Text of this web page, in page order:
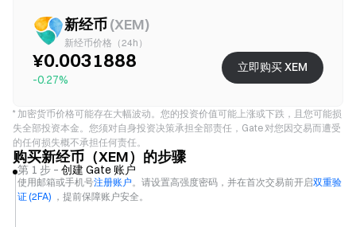
费 + 价差），按需完成 KYC，并开启 2FA 保护账户。可用性、限
额、费用和到账时间因地区和服务商而异。
新经币(XEM)
新经币价格（24h）
¥0.0031888
-0.27%
立即购买 XEM
* 加密货币价格可能存在大幅波动。您的投资价值可能上涨或下跌，且您可能损
失全部投资本金。您须对自身投资决策承担全部责任，Gate 对您因交易而遭受
的任何损失概不承担任何责任。
购买新经币（XEM）的步骤
第 1 步 – 创建 Gate 账户
使用邮箱或手机号注册账户。请设置高强度密码，并在首次交易前开启双重验
证 (2FA) ，提前保障账户安全。